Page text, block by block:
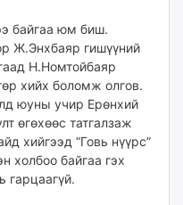
байгаа юм биш.
Ж.Энхбаяр гишүүний
Н.Номтойбаяр
хийх боломж олгов.
юуны учир Ерөнхий
өгөхөөс татгалзаж
хийгээд “Говь нүүрс”
холбоо байгаа гэх
гарцаагүй.